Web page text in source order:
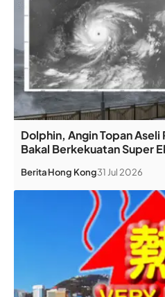
Dolphin, Angin Topan Aseli
Bakal Berkekuatan Super
BeritaHong Kong31 Jul 2026